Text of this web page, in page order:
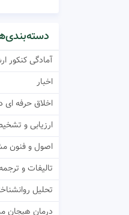
آمادگی کنکور
اخبار
اخلاق حرفه ای
ارزیابی و
اصول و فنون
تالیفات و
تحلیل
درمان هیجان